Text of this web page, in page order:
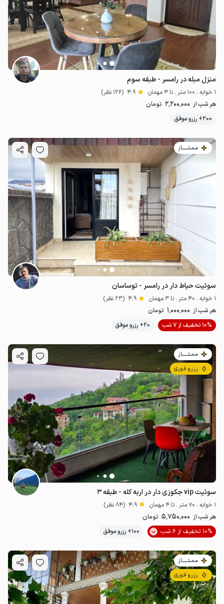
منزل مبله در رامسر - طبقه سوم
1 خوابه . 100 متر . تا 4 مهمان 4.9 (126 نظر)
هر شب از 2٬200٬000 تومان
200+ رزرو موفق
مـمـتــــــاز
سوئیت حیاط دار در رامسر - توساسان
1 خوابه . 40 متر . تا 3 مهمان 4.9 (23 نظر)
هر شب از 1٬000٬000 تومان
10% تخفیف از 7 شب
20+ رزرو موفق
مـمـتــــــاز
رزرو فوری
سوئیت vip جکوزی دار در اربه کله - طبقه ۳
1 خوابه . 70 متر . تا 4 مهمان 4.9 (84 نظر)
هر شب از 5٬750٬000 تومان
10% تخفیف از 6 شب
100+ رزرو موفق
مـمـتــــــاز
رزرو فوری